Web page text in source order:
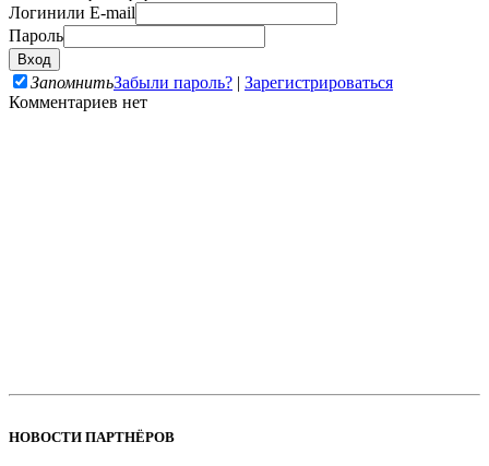
Логинили E-mail
Пароль
ЗапомнитьЗабыли пароль? | Зарегистрироваться
Комментариев нет
НОВОСТИ ПАРТНЁРОВ